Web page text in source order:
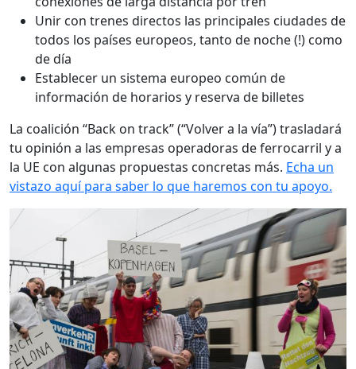
Unir con trenes directos las principales ciudades de
todos los países europeos, tanto de noche (!) como
de día
Establecer un sistema europeo común de
información de horarios y reserva de billetes
La coalición “Back on track” (“Volver a la vía”) trasladará
tu opinión a las empresas operadoras de ferrocarril y a
la UE con algunas propuestas concretas más. Echa un
vistazo aquí para saber lo que haremos con tu apoyo.